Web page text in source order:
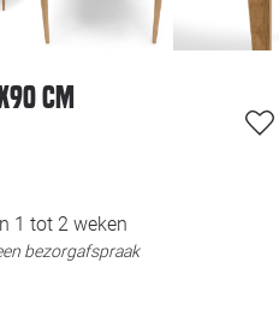
cm
1 tot 2 weken
bezorgafspraak